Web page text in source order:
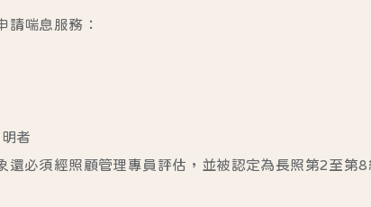
請喘息服務：
者
還必須經照顧管理專員評估，並被認定為長照第2至第8